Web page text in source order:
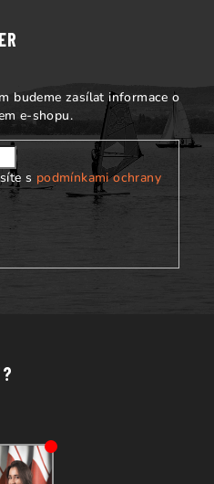
budeme zasílat informace o
e-shopu.
s podmínkami ochrany